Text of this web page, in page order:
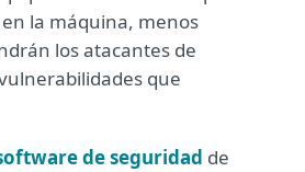
la máquina, menos
los atacantes de
que
de seguridad de